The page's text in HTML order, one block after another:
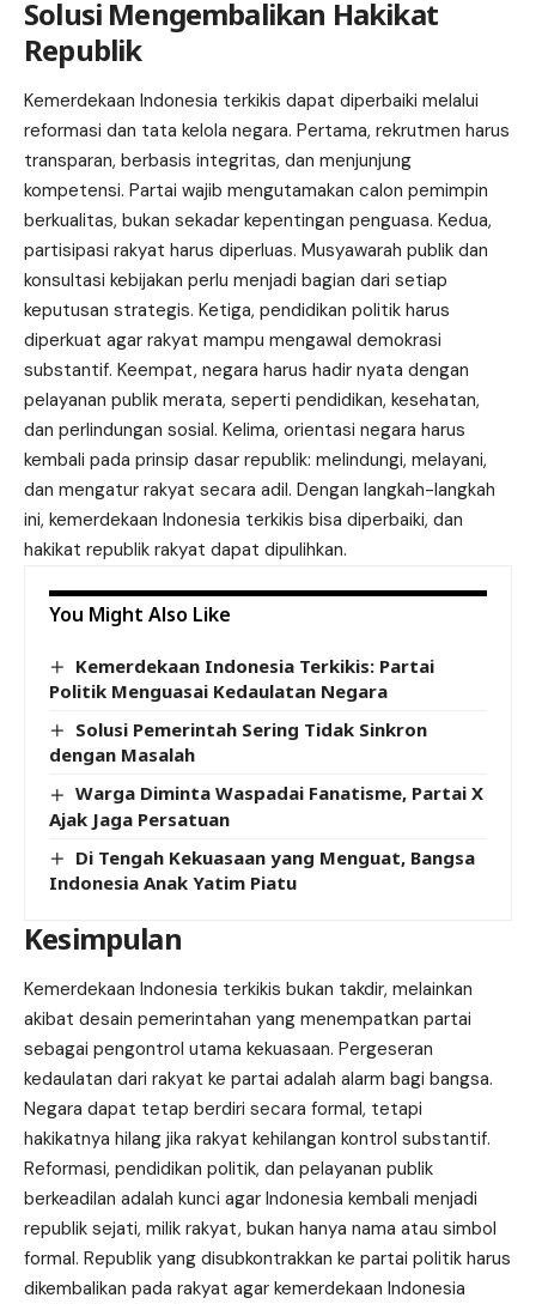
Solusi Mengembalikan Hakikat
Republik
Kemerdekaan Indonesia terkikis dapat diperbaiki melalui
reformasi dan tata kelola negara. Pertama, rekrutmen harus
transparan, berbasis integritas, dan menjunjung
kompetensi. Partai wajib mengutamakan calon pemimpin
berkualitas, bukan sekadar kepentingan penguasa. Kedua,
partisipasi rakyat harus diperluas. Musyawarah publik dan
konsultasi kebijakan perlu menjadi bagian dari setiap
keputusan strategis. Ketiga, pendidikan politik harus
diperkuat agar rakyat mampu mengawal demokrasi
substantif. Keempat, negara harus hadir nyata dengan
pelayanan publik merata, seperti pendidikan, kesehatan,
dan perlindungan sosial. Kelima, orientasi negara harus
kembali pada prinsip dasar republik: melindungi, melayani,
dan mengatur rakyat secara adil. Dengan langkah-langkah
ini, kemerdekaan Indonesia terkikis bisa diperbaiki, dan
hakikat republik rakyat dapat dipulihkan.
You Might Also Like
Kemerdekaan Indonesia Terkikis: Partai
Politik Menguasai Kedaulatan Negara
Solusi Pemerintah Sering Tidak Sinkron
dengan Masalah
Warga Diminta Waspadai Fanatisme, Partai X
Ajak Jaga Persatuan
Di Tengah Kekuasaan yang Menguat, Bangsa
Indonesia Anak Yatim Piatu
Kesimpulan
Kemerdekaan Indonesia terkikis bukan takdir, melainkan
akibat desain pemerintahan yang menempatkan partai
sebagai pengontrol utama kekuasaan. Pergeseran
kedaulatan dari rakyat ke partai adalah alarm bagi bangsa.
Negara dapat tetap berdiri secara formal, tetapi
hakikatnya hilang jika rakyat kehilangan kontrol substantif.
Reformasi, pendidikan politik, dan pelayanan publik
berkeadilan adalah kunci agar Indonesia kembali menjadi
republik sejati, milik rakyat, bukan hanya nama atau simbol
formal. Republik yang disubkontrakkan ke partai politik harus
dikembalikan pada rakyat agar kemerdekaan Indonesia